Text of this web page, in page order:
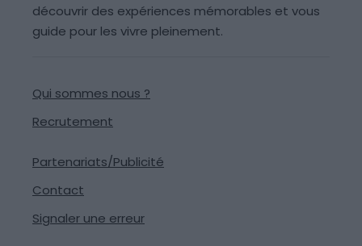
découvrir des expériences mémorables et vous
guide pour les vivre pleinement.
Qui sommes nous ?
Recrutement
Partenariats/Publicité
Contact
Signaler une erreur